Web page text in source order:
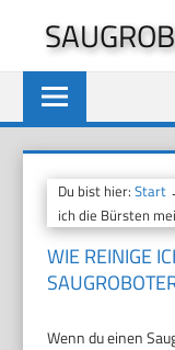
springen
Du bist hier:Start
ich die Bürsten
WIE REINIGE
Wenn du einen